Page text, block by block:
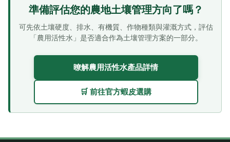
準備評估您的農地土壤管理方向了嗎？
可先依土壤硬度、排水、有機質、作物種類與灌溉方式，評估
「農用活性水」是否適合作為土壤管理方案的一部分。
暸解農用活性水產品詳情
🛒 前往官方蝦皮選購